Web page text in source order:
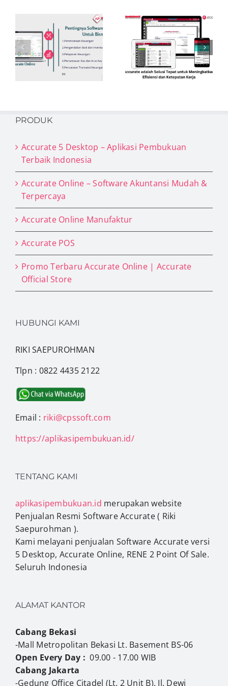
Accurate
adalah Solusi
Tepat untuk
Meningkatkan
Efisiensi dan
Ketepatan
6 Panduan
Memulai dan
Bisnis yang
Sukses
PRODUK
Accurate 5 Desktop – Aplikasi Pembukuan
Terbaik Indonesia
Accurate Online – Software Akuntansi Mudah &
Terpercaya
Accurate Online Manufaktur
Accurate POS
Promo Terbaru Accurate Online | Accurate
Official Store
HUBUNGI KAMI
RIKI SAEPUROHMAN
Tlpn : 0822 4435 2122
Email : riki@cpssoft.com
https://aplikasipembukuan.id/
TENTANG KAMI
aplikasipembukuan.id merupakan website
Penjualan Resmi Software Accurate ( Riki
Saepurohman ).
Kami melayani penjualan Software Accurate versi
5 Desktop, Accurate Online, RENE 2 Point Of Sale.
Seluruh Indonesia
ALAMAT KANTOR
Cabang Bekasi
-Mall Metropolitan Bekasi Lt. Basement BS-06
Open Every Day : 09.00 - 17.00 WIB
Cabang Jakarta
-Gedung Office Citadel (Lt. 2 Unit B), Jl. Dewi